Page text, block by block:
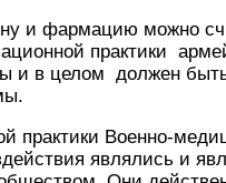
и фармацию можно
практики
и в целом должен
практики Военно-
являлись и